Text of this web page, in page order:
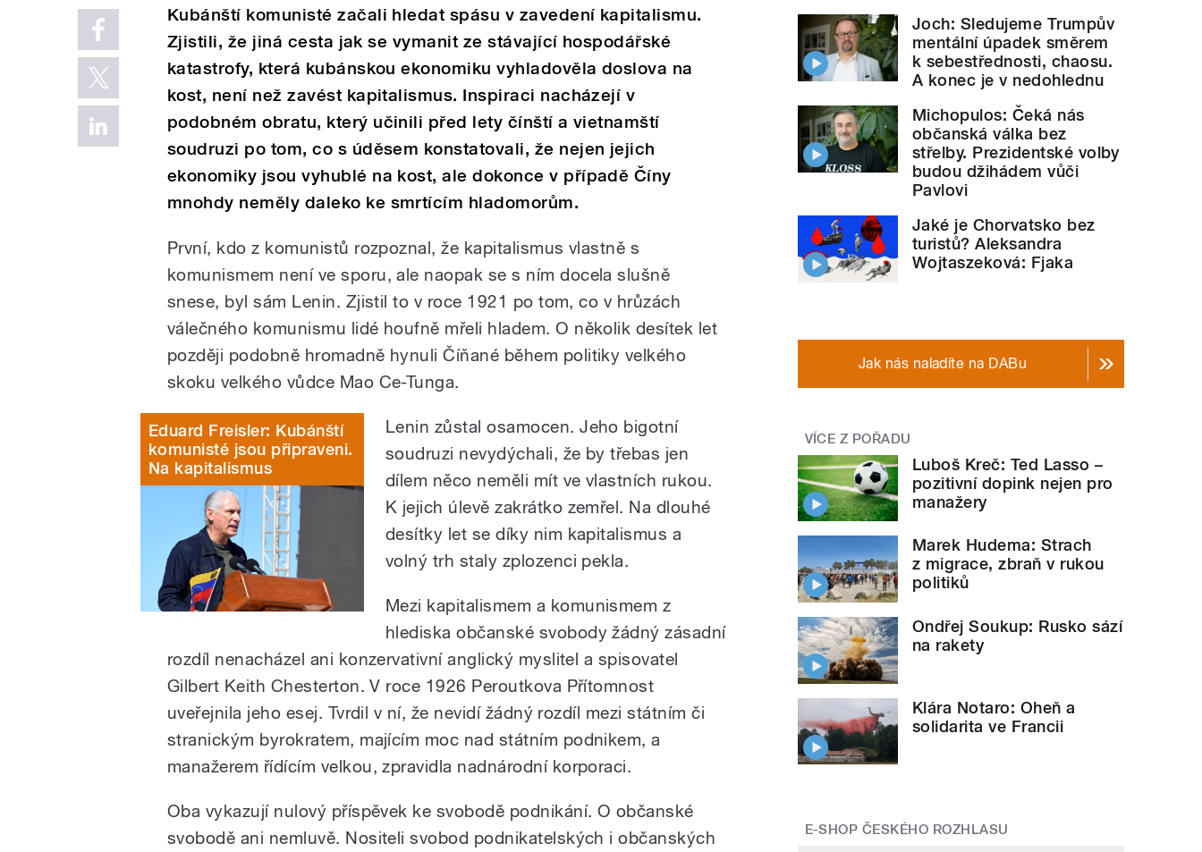
Kubánští komunisté začali hledat spásu v zavedení kapitalismu.
Zjistili, že jiná cesta jak se vymanit ze stávající hospodářské
katastrofy, která kubánskou ekonomiku vyhladověla doslova na
kost, není než zavést kapitalismus. Inspiraci nacházejí v
podobném obratu, který učinili před lety čínští a vietnamští
soudruzi po tom, co s úděsem konstatovali, že nejen jejich
ekonomiky jsou vyhublé na kost, ale dokonce v případě Číny
mnohdy neměly daleko ke smrtícím hladomorům.
První, kdo z komunistů rozpoznal, že kapitalismus vlastně s
komunismem není ve sporu, ale naopak se s ním docela slušně
snese, byl sám Lenin. Zjistil to v roce 1921 po tom, co v hrůzách
válečného komunismu lidé houfně mřeli hladem. O několik desítek let
později podobně hromadně hynuli Číňané během politiky velkého
skoku velkého vůdce Mao Ce-Tunga.
Eduard Freisler: Kubánští
komunisté jsou připraveni.
Na kapitalismus
Lenin zůstal osamocen. Jeho bigotní
soudruzi nevydýchali, že by třebas jen
dílem něco neměli mít ve vlastních rukou.
K jejich úlevě zakrátko zemřel. Na dlouhé
desítky let se díky nim kapitalismus a
volný trh staly zplozenci pekla.
Mezi kapitalismem a komunismem z
hlediska občanské svobody žádný zásadní
rozdíl nenacházel ani konzervativní anglický myslitel a spisovatel
Gilbert Keith Chesterton. V roce 1926 Peroutkova Přítomnost
uveřejnila jeho esej. Tvrdil v ní, že nevidí žádný rozdíl mezi státním či
stranickým byrokratem, majícím moc nad státním podnikem, a
manažerem řídícím velkou, zpravidla nadnárodní korporaci.
Oba vykazují nulový příspěvek ke svobodě podnikání. O občanské
svobodě ani nemluvě. Nositeli svobod podnikatelských i občanských
Joch: Sledujeme Trumpův
mentální úpadek směrem
k sebestřednosti, chaosu.
A konec je v nedohlednu
Michopulos: Čeká nás
občanská válka bez
střelby. Prezidentské volby
budou džihádem vůči
Pavlovi
Jaké je Chorvatsko bez
turistů? Aleksandra
Wojtaszeková: Fjaka
Jak nás naladíte na DABu
VÍCE Z POŘADU
Luboš Kreč: Ted Lasso –
pozitivní dopink nejen pro
manažery
Marek Hudema: Strach
z migrace, zbraň v rukou
politiků
Ondřej Soukup: Rusko sází
na rakety
Klára Notaro: Oheň a
solidarita ve Francii
E-SHOP ČESKÉHO ROZHLASU